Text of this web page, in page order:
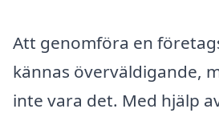
Att genomföra en
kännas överväldigande,
inte vara det. Med hjälp